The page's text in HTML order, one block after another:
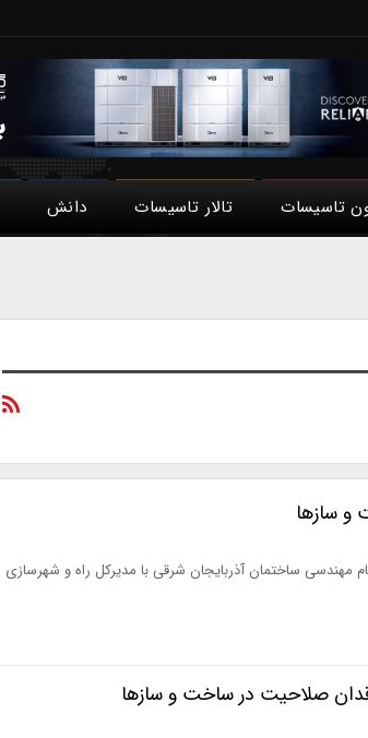
تاسیسات تالار تاسیسات دانش
مهندسی ساختمان آذربایجان شرقی با مدیرکل راه و شهرسازی
صلاحیت در ساخت و سازها